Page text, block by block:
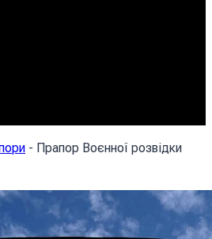
- Прапор Воєнної розвідки